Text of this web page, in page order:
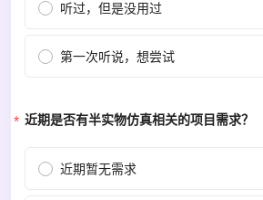
听过，但是没用过
第一次听说，想尝试
近期是否有半实物仿真相关的项目需求？
近期暂无需求